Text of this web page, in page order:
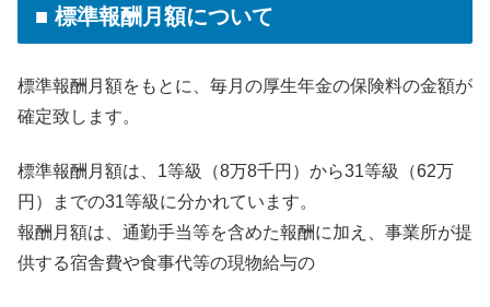
■ 標準報酬月額について
標準報酬月額をもとに、毎月の厚生年金の保険料の金額が
確定致します。
標準報酬月額は、1等級（8万8千円）から31等級（62万
円）までの31等級に分かれています。
報酬月額は、通勤手当等を含めた報酬に加え、事業所が提
供する宿舎費や食事代等の現物給与の